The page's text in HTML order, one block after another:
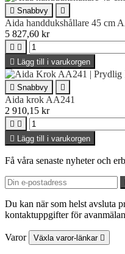
 Snabbvy 
Aida handdukshållare 45 cm
5 827,60 kr
 
 Lägg till i varukorgen
 Snabbvy 
Aida krok AA241
2 910,15 kr
 
 Lägg till i varukorgen
Få våra senaste nyheter och
Du kan när som helst avsluta
kontaktuppgifter för
Varor Växla varor-länkar 